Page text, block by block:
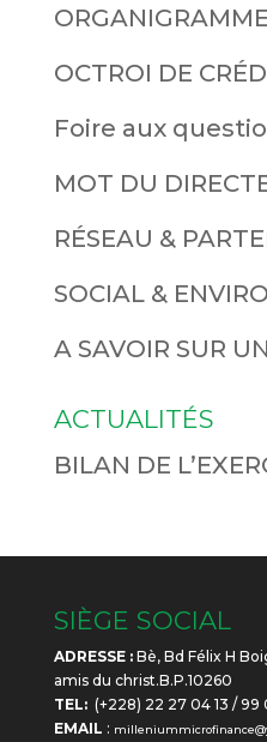
ORGANIGRAMME
OCTROI DE
Foire aux
MOT DU
RÉSEAU &
SOCIAL &
A SAVOIR SUR
ACTUALITÉS
BILAN DE
SIÈGE SOCIAL
ADRESSE :Bè, Bd Félix H
amis du christ.B.P.10260
TEL:(+228) 22 27 04 13 / 99
EMAIL :